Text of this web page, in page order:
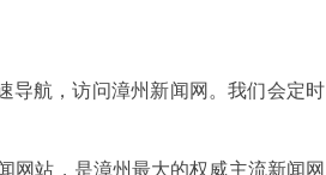
导航，访问漳州新闻网。我们会定时
网站，是漳州最大的权威主流新闻网